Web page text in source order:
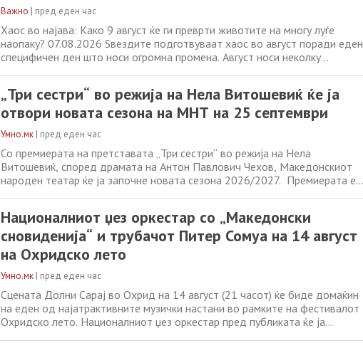
Важно | пред еден час
Хаос во најава: Како 9 август ќе ги преврти животите на многу луѓе
наопаку? 07.08.2026 Ѕвездите подготвуваат хаос во август поради еден
специфичен ден што носи огромна промена. Август носи неколку
9 август, кога Полната Месечина во Водолија ќе го достигне својот врв.
Се верува дека
„Три сестри“ во режија на Нела Витошевиќ ќе ја
отвори новата сезона на МНТ на 25 септември
Умно.мк | пред еден час
Со премиерата на претставата „Три сестри“ во режија на Нела
Витошевиќ, според драмата на Антон Павлович Чехов, Македонскиот
народен театар ќе ја започне новата сезона 2026/2027. Премиерата е
претставите во однапред определени
Националниот џез оркестар со „Македонски
сновиденија“ и трубачот Питер Сомуа на 14 август
на Охридско лето
Умно.мк | пред еден час
Сцената Долни Сарај во Охрид на 14 август (21 часот) ќе биде домаќин
на еден од најатрактивните музички настани во рамките на фестивалот
Охридско лето. Националниот џез оркестар пред публиката ќе ја